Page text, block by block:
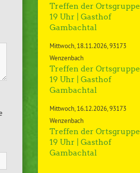
Treffen der Ortsgruppe |
19 Uhr | Gasthof
Gambachtal
Mittwoch 18.11.2026 93173
Wenzenbach
Treffen der Ortsgruppe |
19 Uhr | Gasthof
Gambachtal
Mittwoch 16.12.2026 93173
Wenzenbach
Treffen der Ortsgruppe |
19 Uhr | Gasthof
Gambachtal